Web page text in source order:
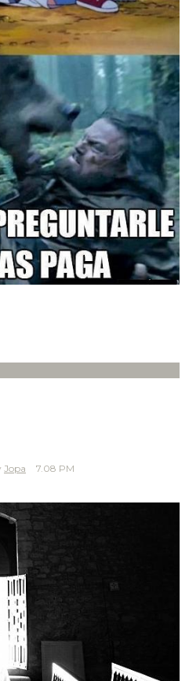
Jopa 7.08 PM